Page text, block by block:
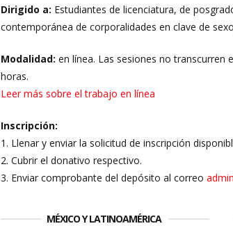
Dirigido a: Estudiantes de licenciatura, de
contemporánea de corporalidades en clave de
Modalidad: en línea. Las sesiones no
horas.
Leer más sobre el trabajo en línea
Inscripción:
1. Llenar y enviar la solicitud de inscripción
2. Cubrir el donativo respectivo.
3. Enviar comprobante del depósito al correo
MÉXICO Y LATINOAMÉRICA